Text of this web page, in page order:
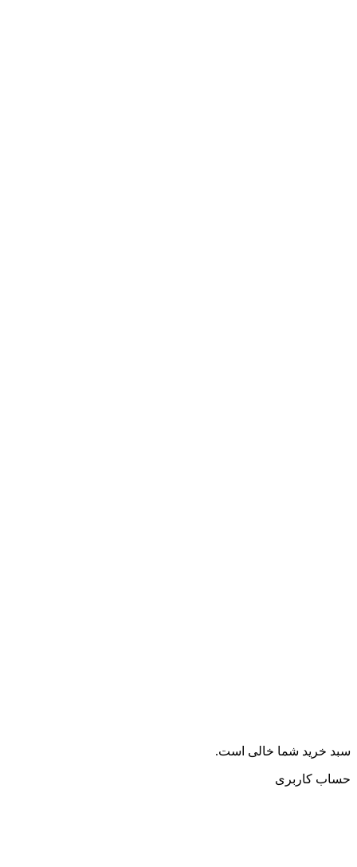
سبد خرید شما خالی است.
حساب کاربری